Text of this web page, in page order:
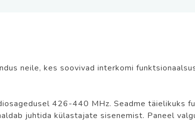
neile, kes soovivad interkomi
426-440 MHz. Seadme täielikuks
juhtida külastajate sisenemist. Paneel